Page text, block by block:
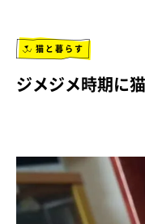
猫と暮らす
ジメジメ時期に